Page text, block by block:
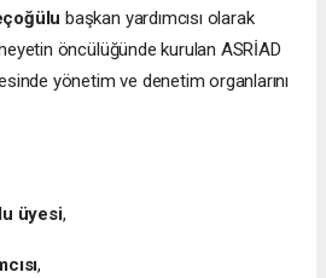
başkan yardımcısı olarak
öncülüğünde kurulan ASRİAD
yönetim ve denetim organlarını
üyesi,
,